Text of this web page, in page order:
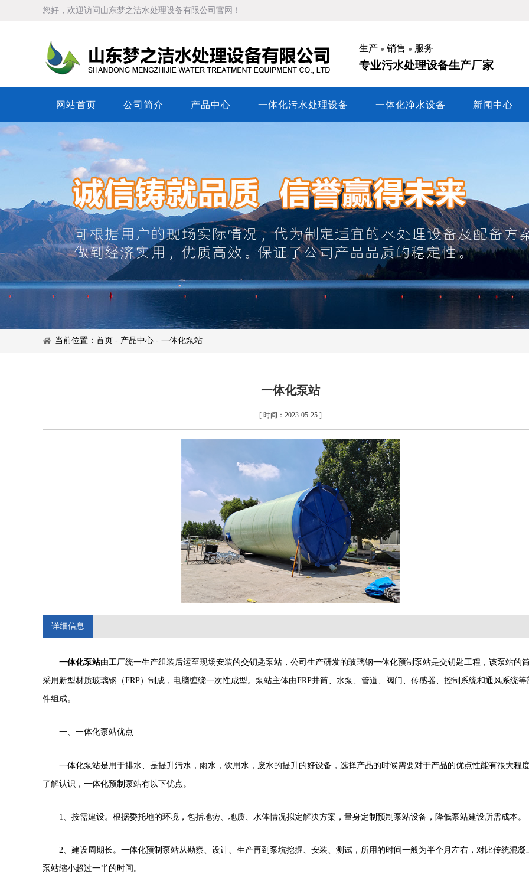
您好，欢迎访问山东梦之洁水处理设备有限公司官网！
生产 ● 销售 ● 服务
专业污水处理设备生产厂家
网站首页 公司简介 产品中心 一体化污水处理设备 一体化净水设备 新闻中心
当前位置： 首页 - 产品中心 - 一体化泵站
一体化泵站
[ 时间：2023-05-25 ]
详细信息
一体化泵站由工厂统一生产组装后运至现场安装的交钥匙泵站，公司生产研发的玻璃钢一体化预制泵站是交钥匙工程，该泵站的
采用新型材质玻璃钢（FRP）制成，电脑缠绕一次性成型。泵站主体由FRP井筒、水泵、管道、阀门、传感器、控制系统和通风系统等
件组成。
一、一体化泵站优点
一体化泵站是用于排水、是提升污水，雨水，饮用水，废水的提升的好设备，选择产品的时候需要对于产品的优点性能有很大程
了解认识，一体化预制泵站有以下优点。
1 、按需建设。根据委托地的环境，包括地势、地质、水体情况拟定解决方案，量身定制预制泵站设备，降低泵站建设所需成本。
2 、建设周期长。一体化预制泵站从勘察、设计、生产再到泵坑挖掘、安装、测试，所用的时间一般为半个月左右，对比传统混凝
泵站缩小超过一半的时间。